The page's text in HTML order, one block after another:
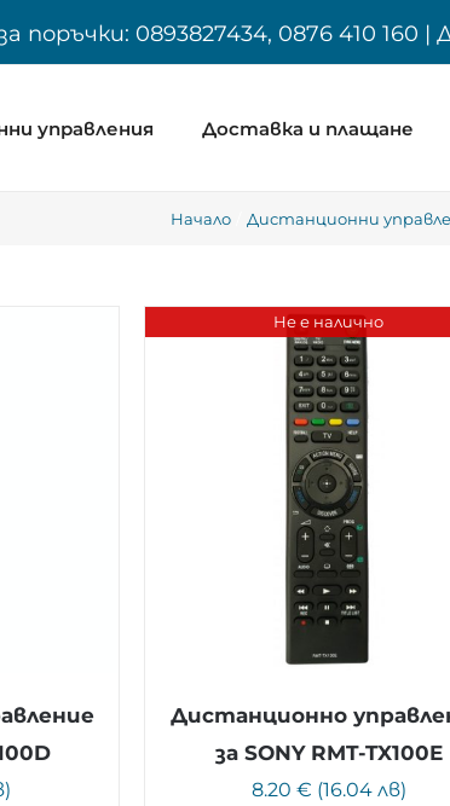
поръчки: 0893827434, 0876 410
управления Доставка и плащане
Начало Дистанционни
Не е налично
Дистанционно
за SONY RMT-TX100E
8.20 € (16.04 лв)